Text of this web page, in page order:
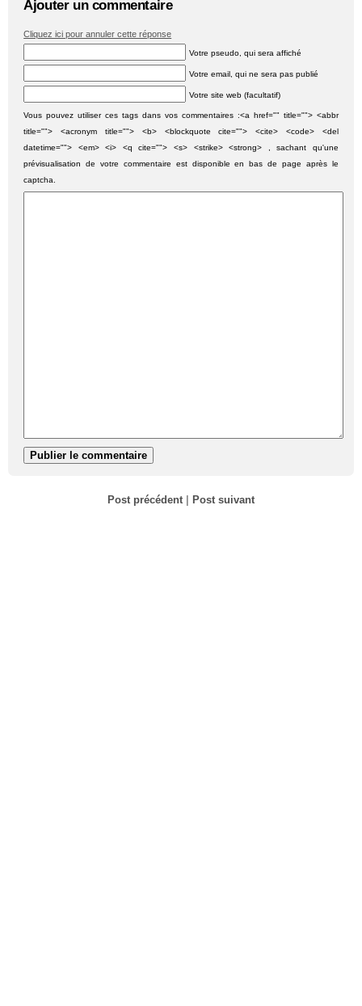
Ajouter un commentaire
Cliquez ici pour annuler cette réponse
Votre pseudo, qui sera affiché
Votre email, qui ne sera pas publié
Votre site web (facultatif)
Vous pouvez utiliser ces tags dans vos commentaires :<a href="" title=""> <abbr
title=""> <acronym title=""> <b> <blockquote cite=""> <cite> <code> <del
datetime=""> <em> <i> <q cite=""> <s> <strike> <strong> , sachant qu'une
prévisualisation de votre commentaire est disponible en bas de page après le
captcha.
Post précédent Post suivant